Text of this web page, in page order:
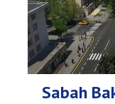
Sabah